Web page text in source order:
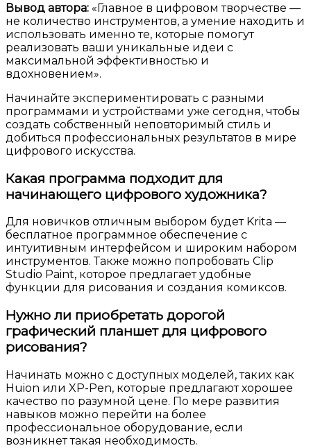
Вывод автора: «Главное в цифровом творчестве —
не количество инструментов, а умение находить и
использовать именно те, которые помогут
реализовать ваши уникальные идеи с
максимальной эффективностью и
вдохновением».
Начинайте экспериментировать с разными
программами и устройствами уже сегодня, чтобы
создать собственный неповторимый стиль и
добиться профессиональных результатов в мире
цифрового искусства.
Какая программа подходит для
начинающего цифрового художника?
Для новичков отличным выбором будет Krita —
бесплатное программное обеспечение с
интуитивным интерфейсом и широким набором
инструментов. Также можно попробовать Clip
Studio Paint, которое предлагает удобные
функции для рисования и создания комиксов.
Нужно ли приобретать дорогой
графический планшет для цифрового
рисования?
Начинать можно с доступных моделей, таких как
Huion или XP-Pen, которые предлагают хорошее
качество по разумной цене. По мере развития
навыков можно перейти на более
профессиональное оборудование, если
возникнет такая необходимость.